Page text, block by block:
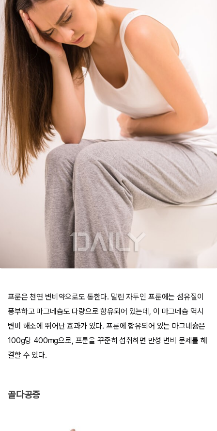
프룬은 천연 변비약으로도 통한다. 말린 자두인 프룬에는 섬유질이
풍부하고 마그네슘도 다량으로 함유되어 있는데, 이 마그네슘 역시
변비 해소에 뛰어난 효과가 있다. 프룬에 함유되어 있는 마그네슘은
100g당 400mg으로, 프룬을 꾸준히 섭취하면 만성 변비 문제를 해
결할 수 있다.
골다공증